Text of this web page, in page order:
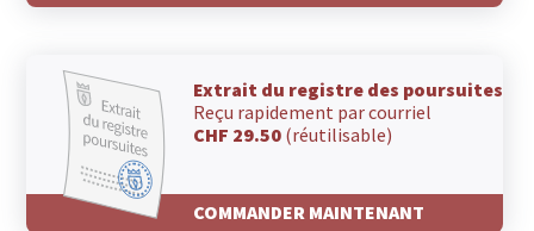
Extrait du registre des poursuites
Reçu rapidement par courriel
CHF 29.50 (réutilisable)
COMMANDER MAINTENANT